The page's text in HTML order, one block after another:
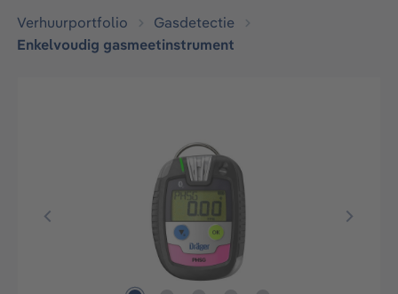
Verhuurportfolio
Gasdetectie
Enkelvoudig gasmeetinstrument